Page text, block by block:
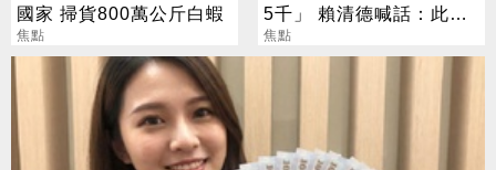
國家 掃貨800萬公斤白蝦
焦點
5千」 賴清德喊話：此時
不生待何時
焦點